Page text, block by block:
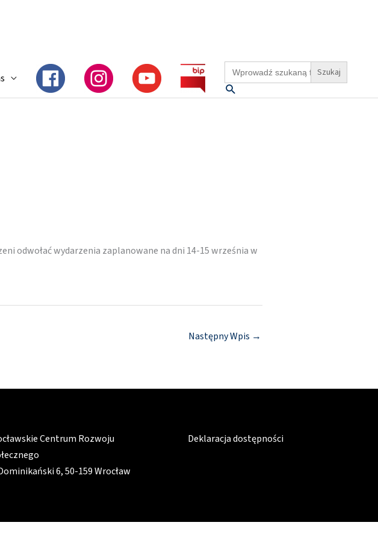
Search
for:
Szukaj
odwołać wydarzenia zaplanowane na dni 14-15 września w
Następny Wpis →
Centrum Rozwoju
6, 50-159 Wrocław
Deklaracja dostępności